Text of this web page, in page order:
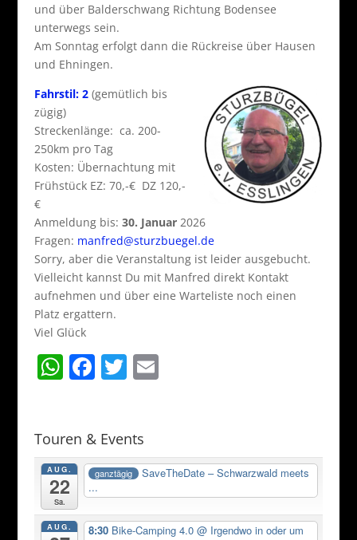
und über Balderschwang Richtung Bodensee
unterwegs sein.
Am Sonntag erfolgt dann die Rückreise über Hausen
und Ehningen.
Fahrstil: 2(gemütlich bis
zügig)
Streckenlänge: ca. 200-
250km pro Tag
Kosten: Übernachtung mit
Frühstück EZ: 70,-€ DZ 120,-
€
Anmeldung bis: 30. Januar2026
Fragen: manfred@sturzbuegel.de
Sorry, aber die Veranstaltung ist leider ausgebucht.
Vielleicht kannst Du mit Manfred direkt Kontakt
aufnehmen und über eine Warteliste noch einen
Platz ergattern.
Viel Glück
W
s
A
p
p
F
e
b
o
o
T
er
E
Touren & Events
AUG.
22
Sa.
ganztägig
SaveTheDate – Schwarzwald meets
...
AUG. 8:30 Bike-Camping 4.0@ Irgendwo in oder um